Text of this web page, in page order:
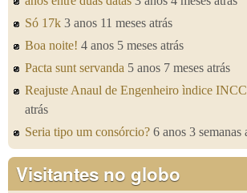
Só 17k 3 anos 11 meses atrás
Boa noite! 4 anos 5 meses atrás
Pacta sunt servanda 5 anos 7 meses atrás
Reajuste Anaul de Engenheiro ìndice
atrás
Seria tipo um consórcio? 6 anos 3 semanas
Visitantes no globo